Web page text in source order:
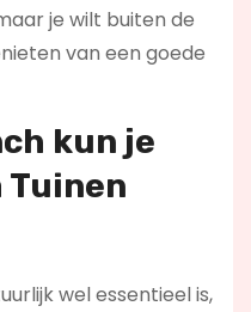
je wilt buiten de
van een goede
kun je
Tuinen
wel essentieel is,